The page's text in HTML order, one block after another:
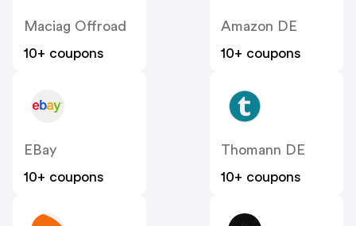
Maciag Offroad
10+ coupons
Amazon DE
10+ coupons
EBay
10+ coupons
Thomann DE
10+ coupons